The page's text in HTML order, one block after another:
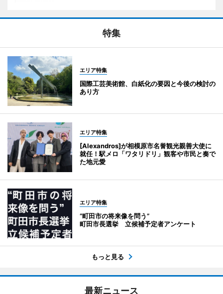
特集
エリア特集
国際工芸美術館、白紙化の要因と今後の検討の
あり方
エリア特集
[Alexandros]が相模原市名誉観光親善大使に
就任！駅メロ「ワタリドリ」観客や市民と奏で
た地元愛
エリア特集
“町田市の将来像を問う”
町田市長選挙 立候補予定者アンケート
もっと見る
最新ニュース